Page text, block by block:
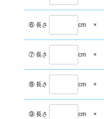
⑥ 長さ cm ×
⑦ 長さ cm ×
⑧ 長さ cm ×
⑨ 長さ cm ×